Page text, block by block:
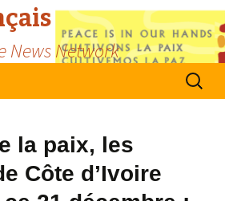
News Network
Search
for:
la paix, les
Côte d’Ivoire